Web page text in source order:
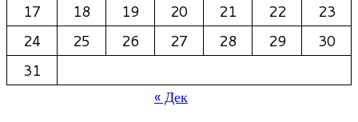
17
18 19 20 21 22
23
24
25 26 27 28 29
30
31
« Дек